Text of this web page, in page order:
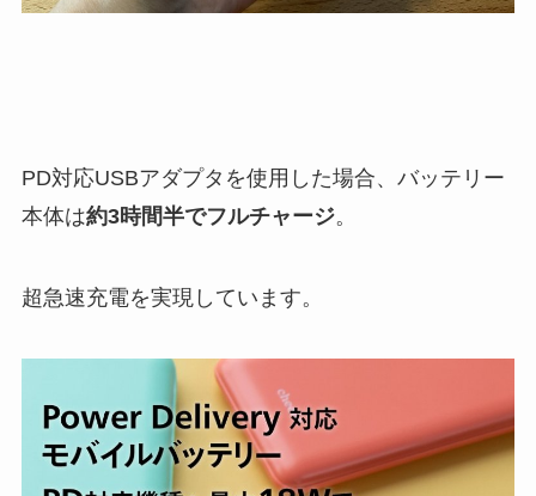
PD対応USBアダプタを使用した場合、バッテリー
本体は約3時間半でフルチャージ。
超急速充電を実現しています。